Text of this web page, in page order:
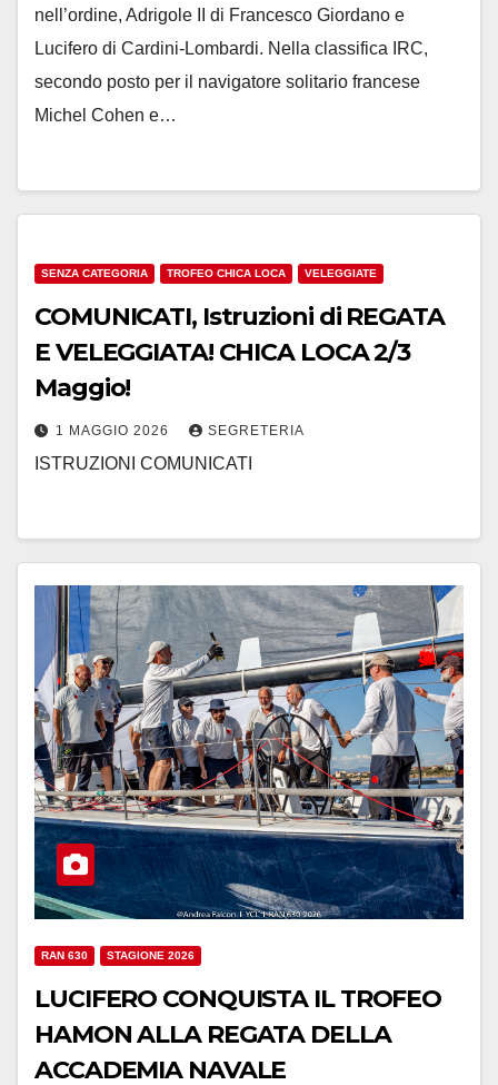
nell’ordine, Adrigole II di Francesco Giordano e
Lucifero di Cardini-Lombardi. Nella classifica IRC,
secondo posto per il navigatore solitario francese
Michel Cohen e…
SENZA CATEGORIA TROFEO CHICA LOCA VELEGGIATE
COMUNICATI, Istruzioni di REGATA
E VELEGGIATA! CHICA LOCA 2/3
Maggio!
1 MAGGIO 2026 SEGRETERIA
ISTRUZIONI COMUNICATI
RAN 630 STAGIONE 2026
LUCIFERO CONQUISTA IL TROFEO
HAMON ALLA REGATA DELLA
ACCADEMIA NAVALE